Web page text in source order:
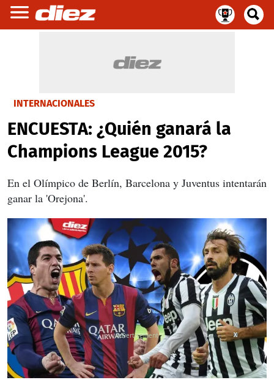
INTERNACIONALES
ENCUESTA: ¿Quién ganará la
Champions League 2015?
En el Olímpico de Berlín, Barcelona y Juventus intentarán
ganar la 'Orejona'.
X